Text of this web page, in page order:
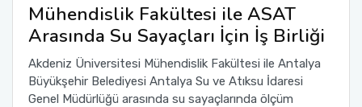
Mühendislik Fakültesi ile ASAT
Arasında Su Sayaçları İçin İş Birliği
Akdeniz Üniversitesi Mühendislik Fakültesi ile Antalya
Büyükşehir Belediyesi Antalya Su ve Atıksu İdaresi
Genel Müdürlüğü arasında su sayaçlarında ölçüm